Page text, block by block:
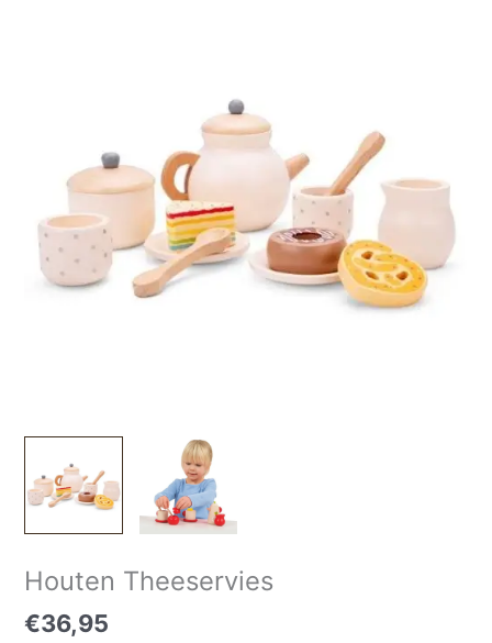
Houten Theeservies
€36,95